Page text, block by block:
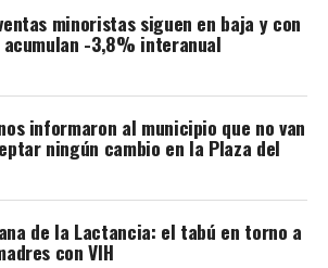
a borrar la historia.
minoristas siguen en baja y con
-3,8% interanual
informaron al municipio que no van
ningún cambio en la Plaza del
de la Lactancia: el tabú en torno a
con VIH